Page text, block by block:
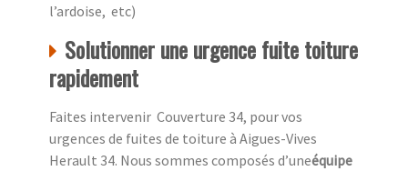
l’ardoise, etc)
Solutionner une urgence fuite toiture
rapidement
Faites intervenir Couverture 34, pour vos
urgences de fuites de toiture à Aigues-Vives
Herault 34. Nous sommes composés d’uneéquipe